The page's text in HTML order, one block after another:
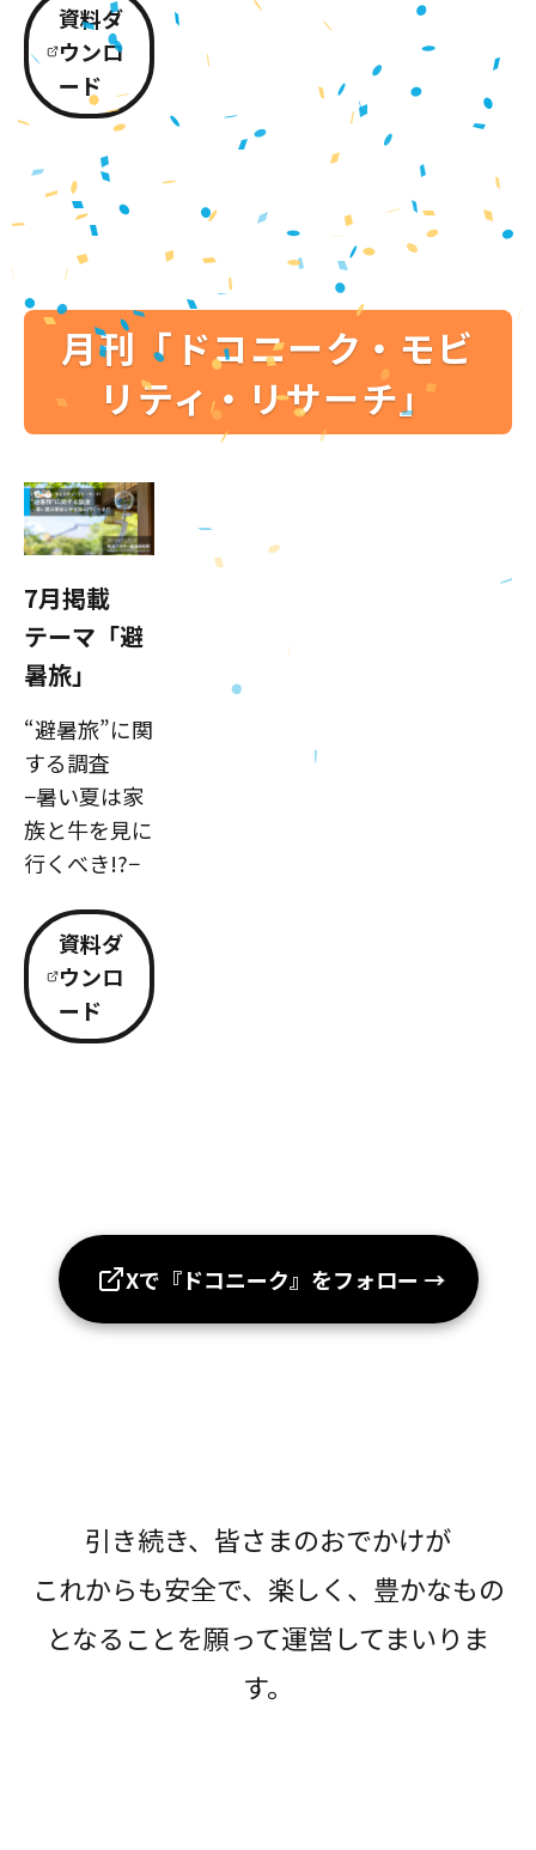
資料ダ
ウンロ
ード
月刊「ドコニーク・モビ
リティ・リサーチ」
7月掲載
テーマ「避
暑旅」
“避暑旅”に関
する調査
−暑い夏は家
族と牛を見に
行くべき!?−
資料ダ
ウンロ
ード
Xで『ドコニーク』をフォロー →
引き続き、皆さまのおでかけが
これからも安全で、楽しく、豊かなもの
となることを願って運営してまいりま
す。